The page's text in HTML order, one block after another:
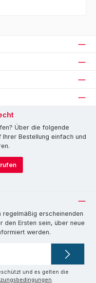
Über die folgende
Bestellung einfach und
regelmäßig erscheinenden
den Ersten sein, über neue
werden.
und es gelten die
.